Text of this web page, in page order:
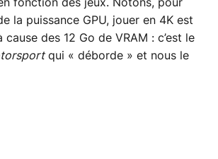
fonction des jeux. Notons, pour
la puissance GPU, jouer en 4K est
des 12 Go de VRAM : c’est le
qui « déborde » et nous le